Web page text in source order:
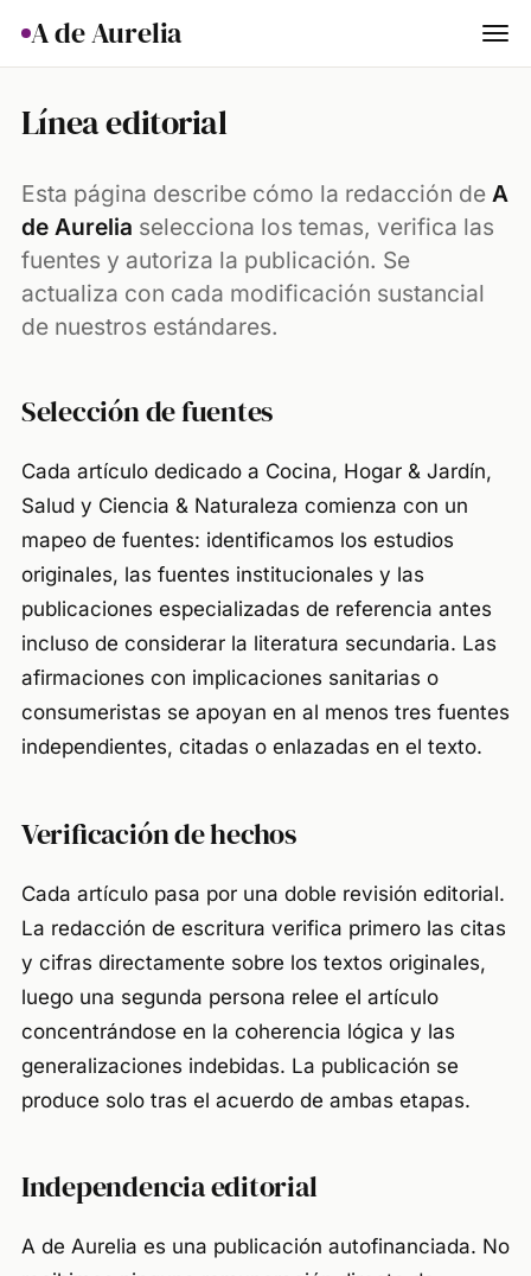
A de Aurelia
Salud
Ciencia & Naturaleza
Animales
Actualidad
Línea editorial
Esta página describe cómo la redacción de A
de Aurelia selecciona los temas, verifica las
fuentes y autoriza la publicación. Se
actualiza con cada modificación sustancial
de nuestros estándares.
Selección de fuentes
Cada artículo dedicado a Cocina, Hogar & Jardín,
Salud y Ciencia & Naturaleza comienza con un
mapeo de fuentes: identificamos los estudios
originales, las fuentes institucionales y las
publicaciones especializadas de referencia antes
incluso de considerar la literatura secundaria. Las
afirmaciones con implicaciones sanitarias o
consumeristas se apoyan en al menos tres fuentes
independientes, citadas o enlazadas en el texto.
Verificación de hechos
Cada artículo pasa por una doble revisión editorial.
La redacción de escritura verifica primero las citas
y cifras directamente sobre los textos originales,
luego una segunda persona relee el artículo
concentrándose en la coherencia lógica y las
generalizaciones indebidas. La publicación se
produce solo tras el acuerdo de ambas etapas.
Independencia editorial
A de Aurelia es una publicación autofinanciada. No